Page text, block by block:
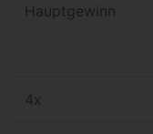
Hauptgewinn
4x